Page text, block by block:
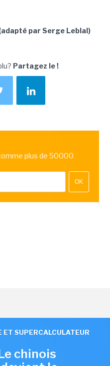
par Serge Leblal)
Partagez le !
plus de 50000
OK
ET SUPERCALCULATEUR
chinois